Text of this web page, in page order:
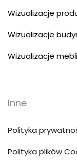
Wizualizacje
Wizualizacje
Wizualizacje mebli
Inne
Polityka
Polityka plików